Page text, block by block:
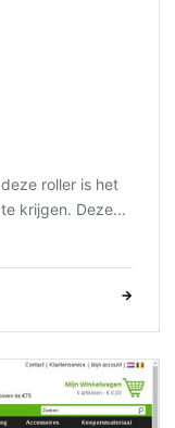
roller is het
krijgen. Deze...
→